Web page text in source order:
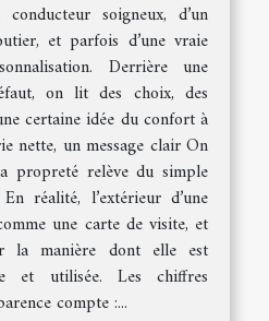
soigneux, d’un
et parfois d’une vraie
Derrière une
on lit des choix, des
certaine idée du confort à
nette, un message clair On
propreté relève du simple
réalité, l’extérieur d’une
une carte de visite, et
manière dont elle est
et utilisée. Les chiffres
compte :...